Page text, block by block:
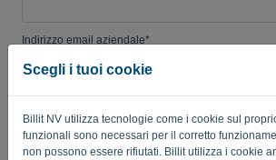
Scegli i tuoi cookie
Billit NV utilizza tecnologie come i cookie sul
funzionali sono necessari per il corretto
non possono essere rifiutati. Billit utilizza i cookie
Indirizzo email aziendale*